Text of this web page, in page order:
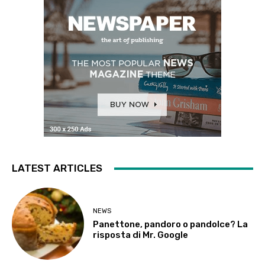
LATEST ARTICLES
NEWS
Panettone, pandoro o pandolce? La
risposta di Mr. Google